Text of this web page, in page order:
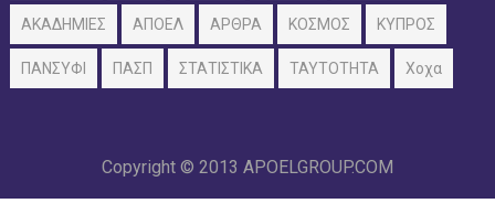
ΑΚΑΔΗΜΙΕΣ ΑΠΟΕΛ ΑΡΘΡΑ ΚΟΣΜΟΣ ΚΥΠΡΟΣ
ΠΑΝΣΥΦΙ ΠΑΣΠ ΣΤΑΤΙΣΤΙΚΑ ΤΑΥΤΟΤΗΤΑ Χοχα
Copyright © 2013 APOELGROUP.COM